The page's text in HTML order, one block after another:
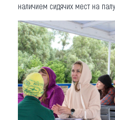
наличием сидячих мест на